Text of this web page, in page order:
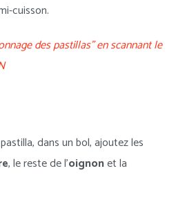
cuisson.
des pastillas” en scannant le
dans un bol, ajoutez les
, le reste de l’oignonet la